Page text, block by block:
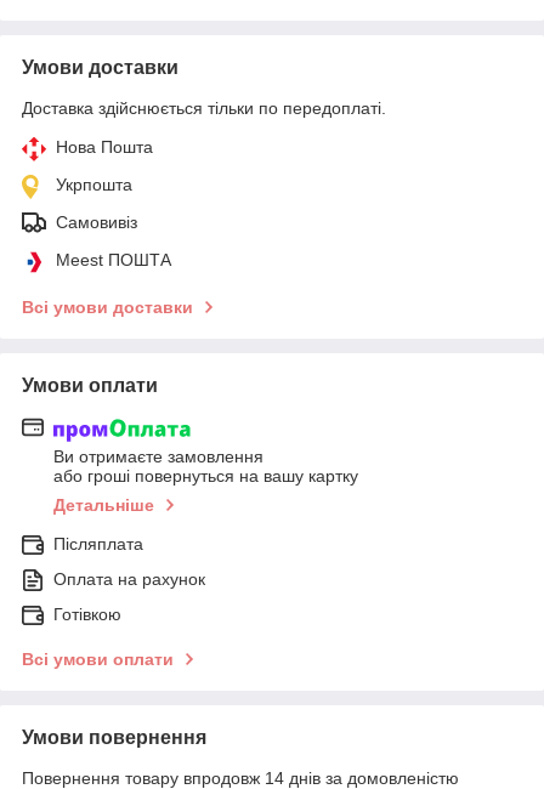
Умови доставки
Доставка здійснюється тільки по передоплаті.
Нова Пошта
Укрпошта
Самовивіз
Meest ПОШТА
Всі умови доставки
Умови оплати
Ви отримаєте замовлення
або гроші повернуться на вашу картку
Детальніше
Післяплата
Оплата на рахунок
Готівкою
Всі умови оплати
Умови повернення
Повернення товару впродовж 14 днів за домовленістю